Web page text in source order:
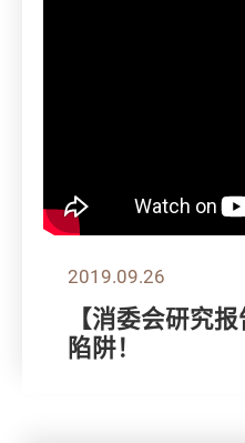
2019.09.26
【消委会研究
陷阱！